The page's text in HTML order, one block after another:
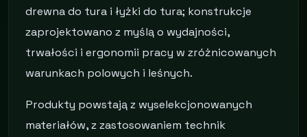
drewna do tura i łyżki do tura; konstrukcje
zaprojektowano z myślą o wydajności,
trwałości i ergonomii pracy w zróżnicowanych
warunkach polowych i leśnych.
Produkty powstają z wyselekcjonowanych
materiałów, z zastosowaniem technik